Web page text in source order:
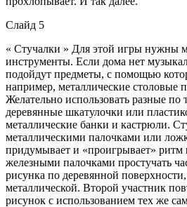
Слайд 5
« Стучалки » Для этой игры нужны
инструменты. Если дома нет
подойдут предметы, с помощью
например, металлические столовые
Желательно использовать разные по
деревянные шкатулочки или
металлические банки и кастрюли.
металлическими палочками или
придумывает и «проигрывает» ритм
железными палочками простучать
рисунка по деревянной
металлической. Второй участник
рисунок с использованием тех же